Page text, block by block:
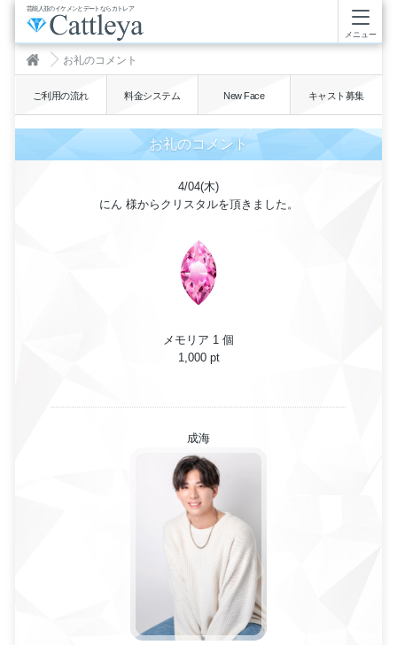
芸能人並のイケメンとデートならカトレア
メニュー
お礼のコメント
ご利用の流れ 料金システム New Face キャスト募集
お礼のコメント
4/04(木)
にん 様からクリスタルを頂きました。
メモリア 1 個
1,000 pt
成海